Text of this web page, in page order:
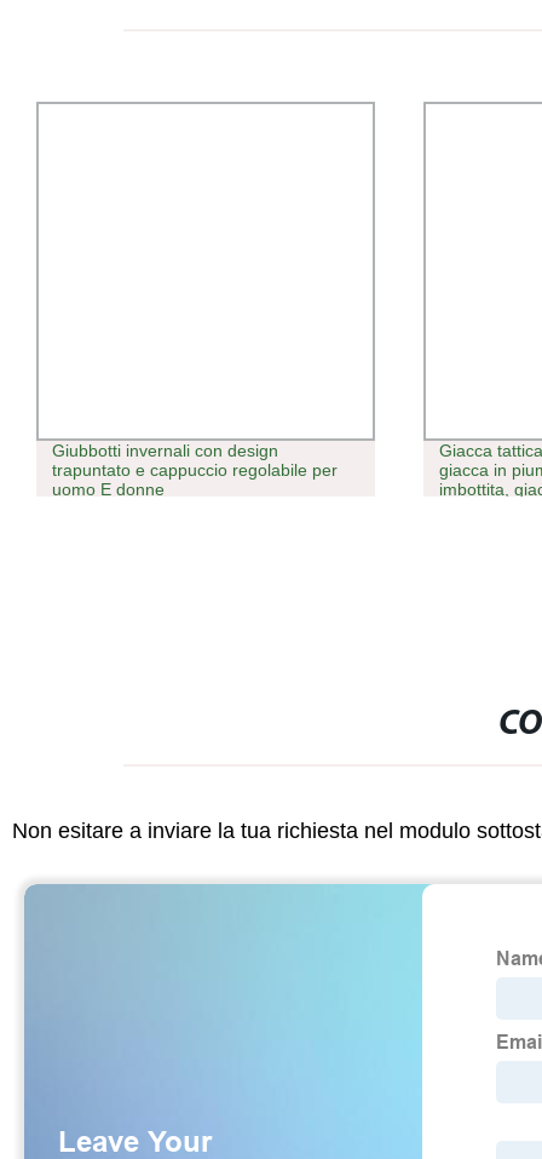
Giubbotti invernali con design
trapuntato e cappuccio regolabile per
uomo E donne
Giacca
giacca in
imbottita,
Non esitare a inviare la tua richiesta nel modulo